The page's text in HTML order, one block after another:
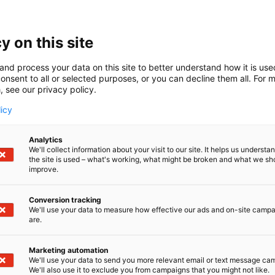
on v. 1989 perustettu metalliteollisuuden
kumppani. Erikoisosaamistamme ovat kokoonpanot ja
mukaan optimoidut ja jalostetut leikkeet.
särmäyksen, hitsauksen, laserhitsauksen,
kokoonpanon ja tuotekehityksen palvelut.
sekä laserhitsauksen pioneeri ja alan johtavia
8 paikkakunnalla Suomessa, Ruotsissa sekä Puolan
oli 69,7 miljoonaa euroa. Työllistämme yli 400
ohjaavat ISO 9001- ja ISO 14001 -standardit.
on this site
process your data on this site to better understand how it is
to all or selected purposes, or you can decline them all. For
see our privacy policy.
Analytics
We'll collect information about your visit to our site. It helps us
the site is used – what's working, what might be broken and what we
improve.
Conversion tracking
We'll use your data to measure how effective our ads and on-site
are.
Marketing automation
We'll use your data to send you more relevant email or text message
We'll also use it to exclude you from campaigns that you might not like.